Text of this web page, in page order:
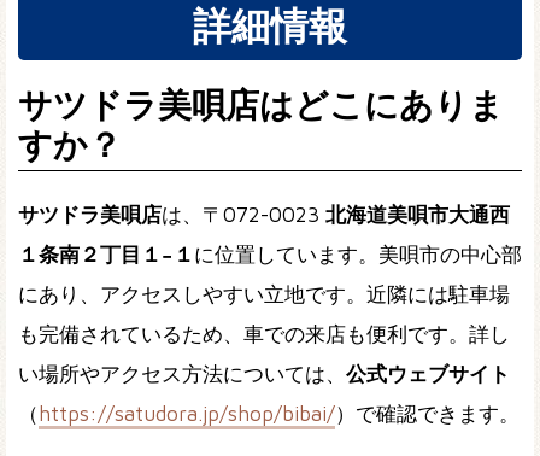
詳細情報
サツドラ美唄店はどこにありま
すか？
サツドラ美唄店は、〒072-0023 北海道美唄市大通西
１条南２丁目１−１ に位置しています。美唄市の中心部
にあり、アクセスしやすい立地です。近隣には駐車場
も完備されているため、車での来店も便利です。詳し
い場所やアクセス方法については、 公式ウェブサイト
（https://satudora.jp/shop/bibai/）で確認できます。